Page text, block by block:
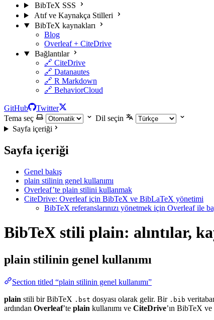
BibTeX SSS
Atıf ve Kaynakça Stilleri
BibTeX kaynakları
Blog
Overleaf + CiteDrive
Bağlantılar
🔗 CiteDrive
🔗 Datanautes
🔗 R Markdown
🔗 BehaviorCloud
GitHub
Twitter
Tema seç
Dil seçin
Sayfa içeriği
Sayfa içeriği
Genel bakış
plain stilinin genel kullanımı
Overleaf’te plain stilini kullanmak
CiteDrive: Overleaf için BibTeX ve BibLaTeX yönetimi
BibTeX referanslarınızı yönetmek için Overleaf ile
BibTeX stili plain: alıntılar,
plain stilinin genel kullanımı
Section titled “plain stilinin genel kullanımı”
plain stili bir BibTeX .bst dosyası olarak gelir. Bir .bib
ardından Overleaf’te plain kullanımı ve CiteDrive’ın BibTeX